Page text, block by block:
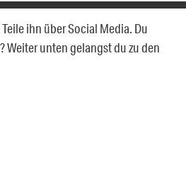
ihn über Social Media. Du
Weiter unten gelangst du zu den